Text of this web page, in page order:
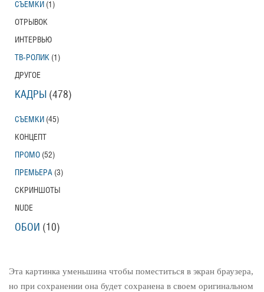
Эта картинка уменьшина чтобы поместиться в экран браузера,
но при сохранении она будет сохранена в своем оригинальном
СЪЕМКИ (1)
ОТРЫВОК
ИНТЕРВЬЮ
ТВ-РОЛИК (1)
ДРУГОЕ
КАДРЫ (478)
СЪЕМКИ (45)
КОНЦЕПТ
ПРОМО (52)
ПРЕМЬЕРА (3)
СКРИНШОТЫ
NUDE
ОБОИ (10)